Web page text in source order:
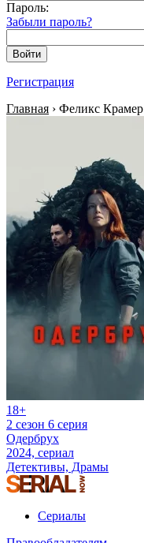
Пароль:
Забыли пароль?
Войти
Регистрация
Главная › Феликс Крамер
18+
2 сезон 6 серия
Одербрух
2024, сериал
Детективы, Драмы
Сериалы